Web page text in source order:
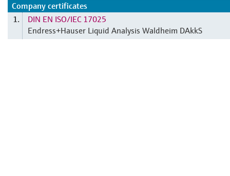
Company certificates
1.
DIN EN ISO/IEC 17025
Endress+Hauser Liquid Analysis Waldheim DAkkS